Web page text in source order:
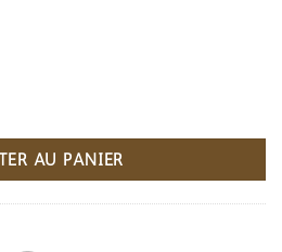
d’aide
AU PANIER